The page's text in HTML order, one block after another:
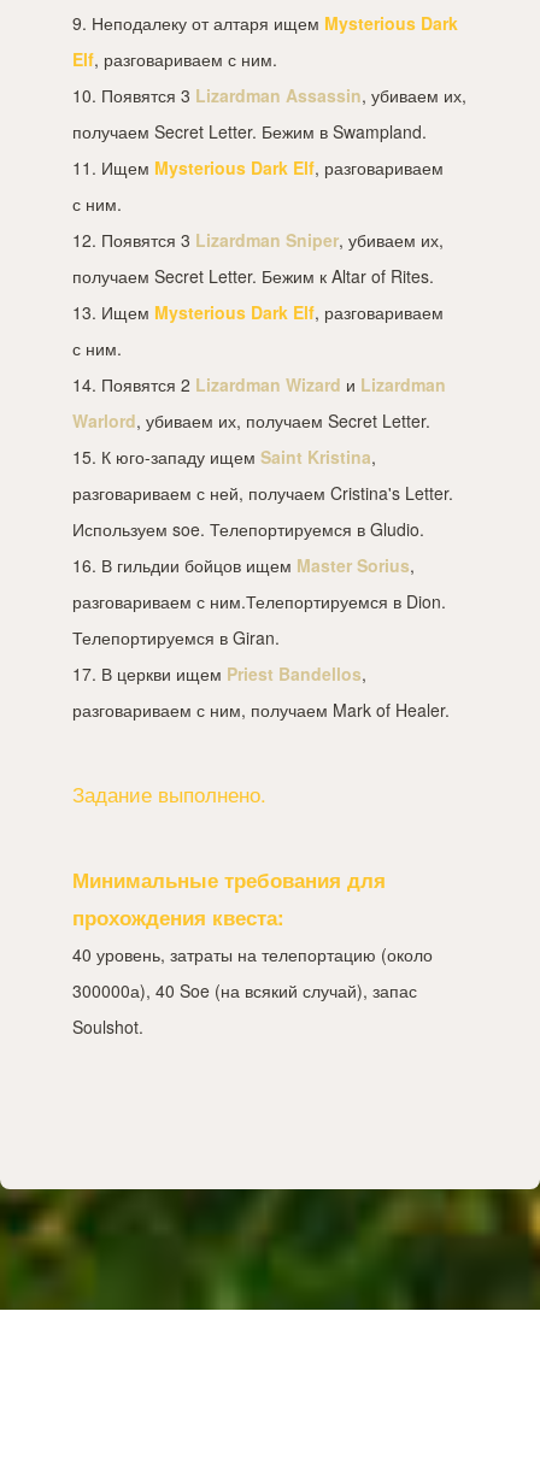
9. Неподалеку от алтаря ищем Mysterious Dark
Elf, разговариваем с ним.
10. Появятся 3 Lizardman Assassin, убиваем их,
получаем Secret Letter. Бежим в Swampland.
11. Ищем Mysterious Dark Elf, разговариваем
с ним.
12. Появятся 3 Lizardman Sniper, убиваем их,
получаем Secret Letter. Бежим к Altar of Rites.
13. Ищем Mysterious Dark Elf, разговариваем
с ним.
14. Появятся 2 Lizardman Wizard и Lizardman
Warlord, убиваем их, получаем Secret Letter.
15. К юго-западу ищем Saint Kristina,
разговариваем с ней, получаем Cristina's Letter.
Используем soe. Телепортируемся в Gludio.
16. В гильдии бойцов ищем Master Sorius,
разговариваем с ним.Телепортируемся в Dion.
Телепортируемся в Giran.
17. В церкви ищем Priest Bandellos,
разговариваем с ним, получаем Mark of Healer.
Задание выполнено.
Минимальные требования для
прохождения квеста:
40 уровень, затраты на телепортацию (около
300000а), 40 Soe (на всякий случай), запас
Soulshot.